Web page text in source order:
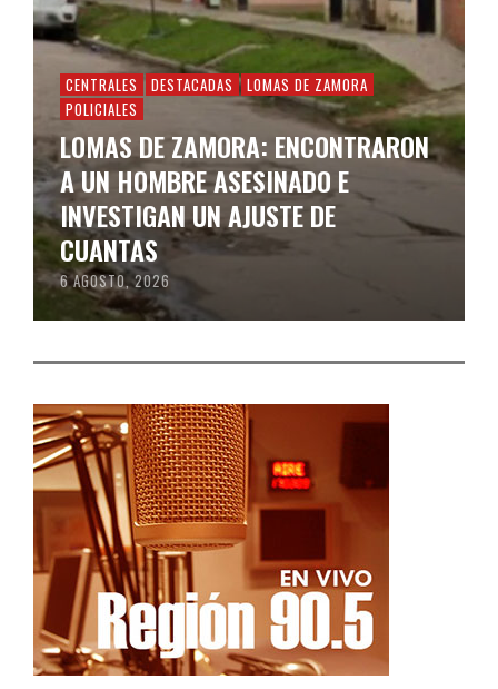
CENTRALES DESTACADAS
LOMAS DE ZAMORA
POLICIALES
LOMAS DE ZAMORA: ENCONTRARON
A UN HOMBRE ASESINADO E
INVESTIGAN UN AJUSTE DE
CUANTAS
6 AGOSTO, 2026